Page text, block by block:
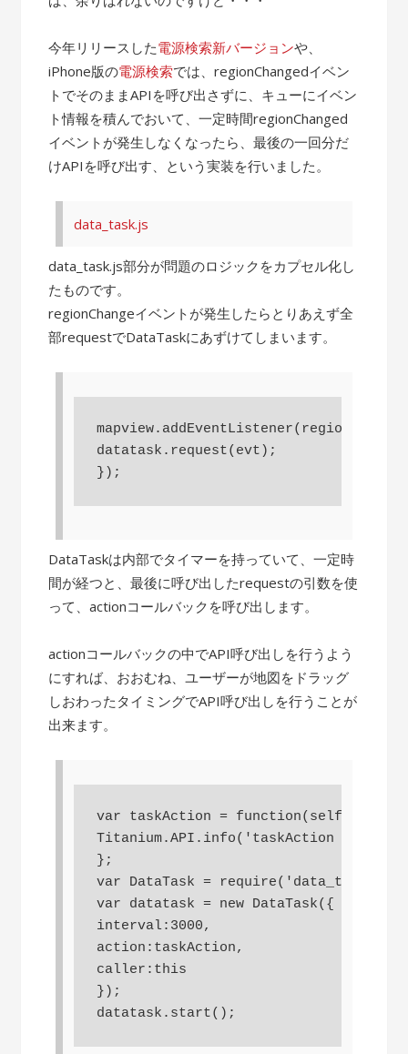
今年リリースした電源検索新バージョンや、
iPhone版の電源検索では、regionChangedイベン
トでそのままAPIを呼び出さずに、キューにイベン
ト情報を積んでおいて、一定時間regionChanged
イベントが発生しなくなったら、最後の一回分だ
けAPIを呼び出す、という実装を行いました。
data_task.js
data_task.js部分が問題のロジックをカプセル化し
たものです。
regionChangeイベントが発生したらとりあえず全
部requestでDataTaskにあずけてしまいます。
datatask.request(evt);
DataTaskは内部でタイマーを持っていて、一定時
間が経つと、最後に呼び出したrequestの引数を使
って、actionコールバックを呼び出します。
actionコールバックの中でAPI呼び出しを行うよう
にすれば、おおむね、ユーザーが地図をドラッグ
しおわったタイミングでAPI呼び出しを行うことが
出来ます。
var taskAction = function(self,evt){
Titanium.API.info('taskAction
};
var DataTask = require('data_task');
var datatask = new DataTask({
interval:3000,
action:taskAction,
caller:this
});